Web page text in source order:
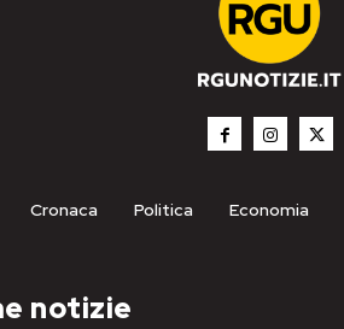
Cronaca Politica Economia
notizie